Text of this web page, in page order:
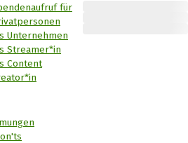
für
Unternehmen
Streamer*in
Content